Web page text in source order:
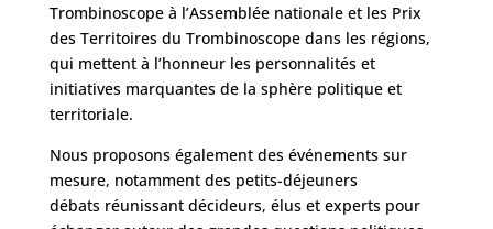
Trombinoscope à l’Assemblée nationale et les Prix
des Territoires du Trombinoscope dans les régions,
qui mettent à l’honneur les personnalités et
initiatives marquantes de la sphère politique et
territoriale.
Nous proposons également des événements sur
mesure, notamment des petits-déjeuners
débats réunissant décideurs, élus et experts pour